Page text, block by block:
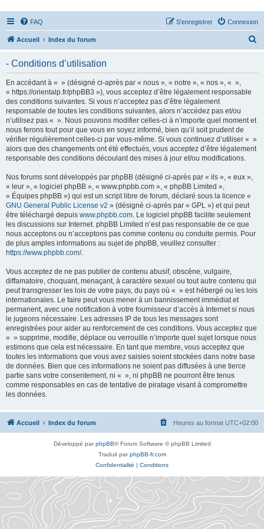
FAQ Connexion
S’enregistrer
Accueil Index du forum
- Conditions d’utilisation
En accédant à « » (désigné ci-après par « nous », « notre », « nos », « »,
« https://orientalp.fr/phpBB3 »), vous acceptez d’être légalement responsable
des conditions suivantes. Si vous n’acceptez pas d’être légalement
responsable de toutes les conditions suivantes, alors n’accédez pas et/ou
n’utilisez pas « ». Nous pouvons modifier celles-ci à n’importe quel moment et
nous ferons tout pour que vous en soyez informé, bien qu’il soit prudent de
vérifier régulièrement celles-ci par vous-même. Si vous continuez d’utiliser « »
alors que des changements ont été effectués, vous acceptez d’être légalement
responsable des conditions découlant des mises à jour et/ou modifications.
Nos forums sont développés par phpBB (désigné ci-après par « ils », « eux »,
« leur », « logiciel phpBB », « www.phpbb.com », « phpBB Limited »,
« Équipes phpBB ») qui est un script libre de forum, déclaré sous la licence «
GNU General Public License v2 » (désigné ci-après par « GPL ») et qui peut
être téléchargé depuis www.phpbb.com. Le logiciel phpBB facilite seulement
les discussions sur Internet. phpBB Limited n’est pas responsable de ce que
nous acceptons ou n’acceptons pas comme contenu ou conduite permis. Pour
de plus amples informations au sujet de phpBB, veuillez consulter :
https://www.phpbb.com/.
Vous acceptez de ne pas publier de contenu abusif, obscène, vulgaire,
diffamatoire, choquant, menaçant, à caractère sexuel ou tout autre contenu qui
peut transgresser les lois de votre pays, du pays où « » est hébergé ou les lois
internationales. Le faire peut vous mener à un bannissement immédiat et
permanent, avec une notification à votre fournisseur d’accès à Internet si nous
le jugeons nécessaire. Les adresses IP de tous les messages sont
enregistrées pour aider au renforcement de ces conditions. Vous acceptez que
« » supprime, modifie, déplace ou verrouille n’importe quel sujet lorsque nous
estimons que cela est nécessaire. En tant que membre, vous acceptez que
toutes les informations que vous avez saisies soient stockées dans notre base
de données. Bien que ces informations ne soient pas diffusées à une tierce
partie sans votre consentement, ni « », ni phpBB ne pourront être tenus
comme responsables en cas de tentative de piratage visant à compromettre
les données.
Accueil Index du forum Heures au format UTC+02:00
Développé parphpBB® Forum Software © phpBB Limited
Traduit parphpBB-fr.com
Confidentialité | Conditions